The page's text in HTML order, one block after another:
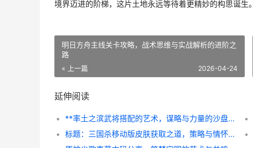
境界迈进的阶梯，这片土地永远等待着更精妙的构思诞生。
明日方舟主线关卡攻略，战术思维与实战解析的进阶之
路
« 上一篇 2026-04-24
延伸阅读
**率土之滨武将搭配的艺术，谋略与力量的沙盘交响，副标题，资深玩家的阵容构建心法**
标题：三国杀移动版皮肤获取之道，策略与情怀的交织